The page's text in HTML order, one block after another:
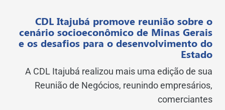
CDL Itajubá promove reunião sobre o
cenário socioeconômico de Minas Gerais
e os desafios para o desenvolvimento do
Estado
A CDL Itajubá realizou mais uma edição de sua
Reunião de Negócios, reunindo empresários,
comerciantes